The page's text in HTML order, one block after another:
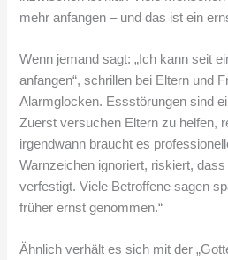
mehr anfangen – und das ist ein
Wenn jemand sagt: „Ich kann seit
anfangen“, schrillen bei Eltern und
Alarmglocken. Essstörungen sind
Zuerst versuchen Eltern zu helfen,
irgendwann braucht es
Warnzeichen ignoriert, riskiert,
verfestigt. Viele Betroffene sagen
früher ernst genommen.“
Ähnlich verhält es sich mit der